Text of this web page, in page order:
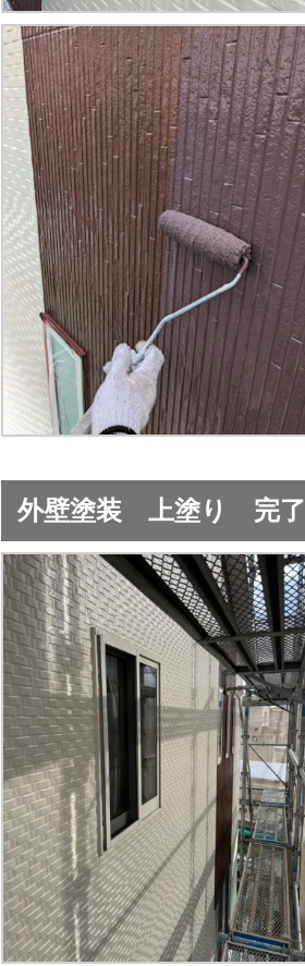
外壁塗装 上塗り 完了